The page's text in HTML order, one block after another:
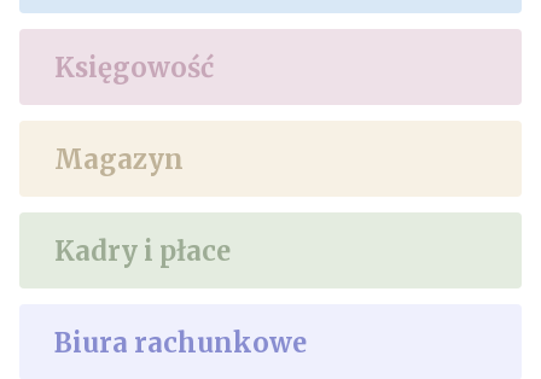
Księgowość
Magazyn
Kadry i płace
Biura rachunkowe